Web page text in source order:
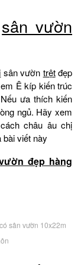
sân vườn
sân vườn trệtđẹp
Ê kíp kiến trúc
ưa thích kiến
ngủ. Hãy xem
châu âu chị
bài viết này
đẹp hàng
sân vườn 10x22m